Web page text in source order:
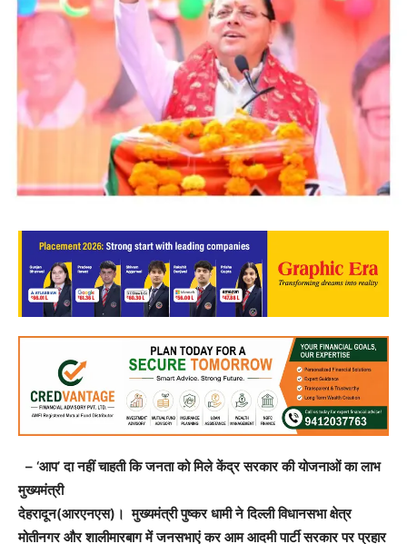
– ‘आप’ दा नहीं चाहती कि जनता को मिले केंद्र सरकार की योजनाओं का लाभ
मुख्यमंत्री
देहरादून(आरएनएस)। मुख्यमंत्री पुष्कर धामी ने दिल्ली विधानसभा क्षेत्र
मोतीनगर और शालीमारबाग में जनसभाएं कर आम आदमी पार्टी सरकार पर प्रहार